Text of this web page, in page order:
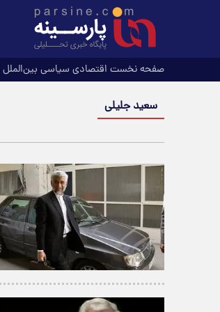
صفحه نخست اقتصادی سیاسی بین‌الملل
سعید جلیلی